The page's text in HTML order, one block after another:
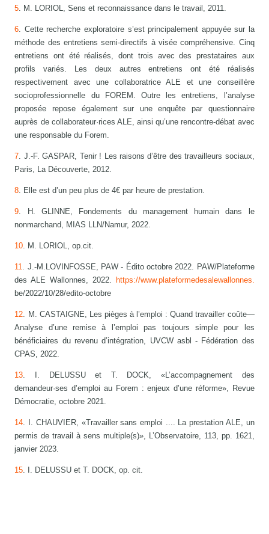
5. M. LORIOL, Sens et reconnaissance dans le travail, 2011.
6. Cette recherche exploratoire s’est principalement appuyée sur la
méthode des entretiens semi-directifs à visée compréhensive. Cinq
entretiens ont été réalisés, dont trois avec des prestataires aux
profils variés. Les deux autres entretiens ont été réalisés
respectivement avec une collaboratrice ALE et une conseillère
socioprofessionnelle du FOREM. Outre les entretiens, l’analyse
proposée repose également sur une enquête par questionnaire
auprès de collaborateur·rices ALE, ainsi qu’une rencontre-débat avec
une responsable du Forem.
7. J.-F. GASPAR, Tenir ! Les raisons d’être des travailleurs sociaux,
Paris, La Découverte, 2012.
8. Elle est d’un peu plus de 4€ par heure de prestation.
9. H. GLINNE, Fondements du management humain dans le
nonmarchand, MIAS LLN/Namur, 2022.
10. M. LORIOL, op.cit.
11. J.-M.LOVINFOSSE, PAW - Édito octobre 2022. PAW/Plateforme
des ALE Wallonnes, 2022.
https://www.plateformedesalewallonnes.
be/2022/10/28/edito-octobre
12. M. CASTAIGNE, Les pièges à l’emploi : Quand travailler coûte—
Analyse d’une remise à l’emploi pas toujours simple pour les
bénéficiaires du revenu d’intégration, UVCW asbl - Fédération des
CPAS, 2022.
13. I. DELUSSU et T. DOCK, «L’accompagnement des
demandeur·ses d’emploi au Forem : enjeux d’une réforme», Revue
Démocratie, octobre 2021.
14. I. CHAUVIER, «Travailler sans emploi .... La prestation ALE, un
permis de travail à sens multiple(s)», L’Observatoire, 113, pp. 1621,
janvier 2023.
15. I. DELUSSU et T. DOCK, op. cit.